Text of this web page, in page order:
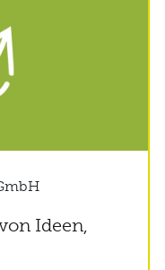
Ideen,